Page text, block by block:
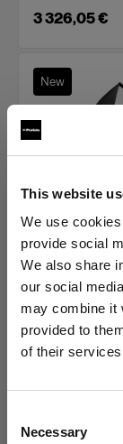
This website
We use
provide social
We also share
our social
may combine it
provided to
of their
Selection
Necessary
3 326,05 €
New
ソフトボックス
Profoto ソフ
ス
ー
正確性と汎用性
698,99 €